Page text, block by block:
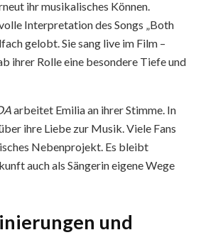
ihr musikalisches Können.
Interpretation des Songs „Both
gelobt. Sie sang live im Film –
ihrer Rolle eine besondere Tiefe und
arbeitet Emilia an ihrer Stimme. In
ihre Liebe zur Musik. Viele Fans
Nebenprojekt. Es bleibt
auch als Sängerin eigene Wege
und